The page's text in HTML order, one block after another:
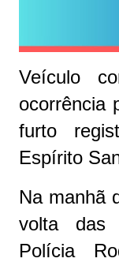
Veículo
ocorrência
furto
Espírito
Na manhã
volta das
Polícia